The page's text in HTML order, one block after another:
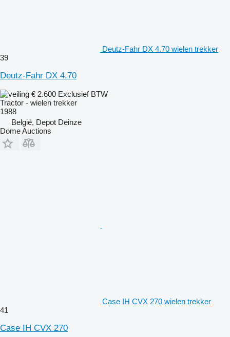
Deutz-Fahr DX 4.70 wielen trekker
39
Deutz-Fahr DX 4.70
€ 2.600 Exclusief BTW
Tractor - wielen trekker
1988
België, Depot Deinze
Dome Auctions
Case IH CVX 270 wielen trekker
41
Case IH CVX 270